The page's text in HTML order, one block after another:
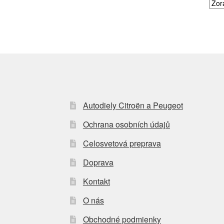
Autodiely Citroën a Peugeot
Ochrana osobních údajů
Celosvetová preprava
Doprava
Kontakt
O nás
Obchodné podmienky